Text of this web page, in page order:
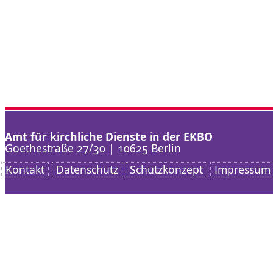
Amt für kirchliche Dienste in der EKBO
Goethestraße 27/30 | 10625 Berlin
Kontakt
Datenschutz Schutzkonzept Impressum